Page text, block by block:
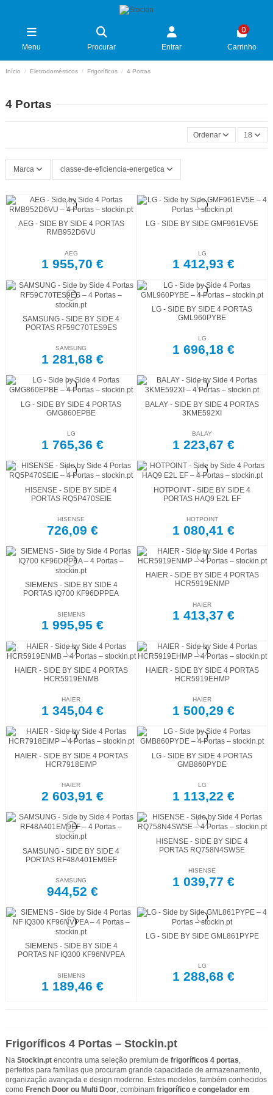
Menu Procurar Entrar
0
Carrinho
Início Eletrodomésticos Frigoríficos 4 Portas
4 Portas
Ordenar 18
Marca classe-de-eficiencia-energetica
AEG - SIDE BY SIDE 4 PORTAS
RMB952D6VU
AEG
1 955,70 €
LG - SIDE BY SIDE GMF961EV5E
LG
1 412,93 €
SAMSUNG - SIDE BY SIDE 4
PORTAS RF59C70TES9ES
SAMSUNG
1 281,68 €
LG - SIDE BY SIDE 4 PORTAS
GML960PYBE
LG
1 696,18 €
LG - SIDE BY SIDE 4 PORTAS
GMG860EPBE
LG
1 765,36 €
BALAY - SIDE BY SIDE 4 PORTAS
3KME592XI
BALAY
1 223,67 €
HISENSE - SIDE BY SIDE 4
PORTAS RQ5P470SEIE
HISENSE
726,09 €
HOTPOINT - SIDE BY SIDE 4
PORTAS HAQ9 E2L EF
HOTPOINT
1 080,41 €
SIEMENS - SIDE BY SIDE 4
PORTAS IQ700 KF96DPPEA
SIEMENS
1 995,95 €
HAIER - SIDE BY SIDE 4 PORTAS
HCR5919ENMP
HAIER
1 413,37 €
HAIER - SIDE BY SIDE 4 PORTAS
HCR5919ENMB
HAIER
1 345,04 €
HAIER - SIDE BY SIDE 4 PORTAS
HCR5919EHMP
HAIER
1 500,29 €
HAIER - SIDE BY SIDE 4 PORTAS
HCR7918EIMP
HAIER
2 603,91 €
LG - SIDE BY SIDE 4 PORTAS
GMB860PYDE
LG
1 113,22 €
SAMSUNG - SIDE BY SIDE 4
PORTAS RF48A401EM9EF
SAMSUNG
944,52 €
HISENSE - SIDE BY SIDE 4
PORTAS RQ758N4SWSE
HISENSE
1 039,77 €
SIEMENS - SIDE BY SIDE 4
PORTAS NF IQ300 KF96NVPEA
SIEMENS
1 189,46 €
LG - SIDE BY SIDE GML861PYPE
LG
1 288,68 €
Frigoríficos 4 Portas – Stockin.pt
Na Stockin.pt encontra uma seleção premium de frigoríficos 4 portas
perfeitos para famílias que procuram grande capacidade de armazenamento,
organização avançada e design moderno. Estes modelos, também conhecidos
como French Door ou Multi Door , combinam frigorífico e congelador em